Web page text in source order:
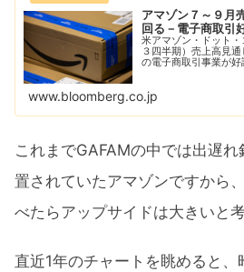
アマゾン７～９月
回る－電子商取引
米アマゾン・ドット
３四半期）売上高見
の電子商取引事業が
www.bloomberg.co.jp
これまでGAFAMの中では出遅
置されていたアマゾンですから
べたらアップサイドは大きいと
直近1年のチャートを眺めると、